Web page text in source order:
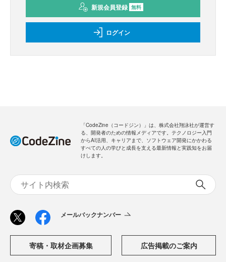
新規会員登録 無料
ログイン
「CodeZine（コードジン）」は、株式会社翔泳社が運営す
る、開発者のための情報メディアです。テクノロジー入門
からAI活用、キャリアまで、ソフトウェア開発にかかわる
すべての人の学びと成長を支える最新情報と実践知をお届
けします。
メールバックナンバー
寄稿・取材企画募集 広告掲載のご案内